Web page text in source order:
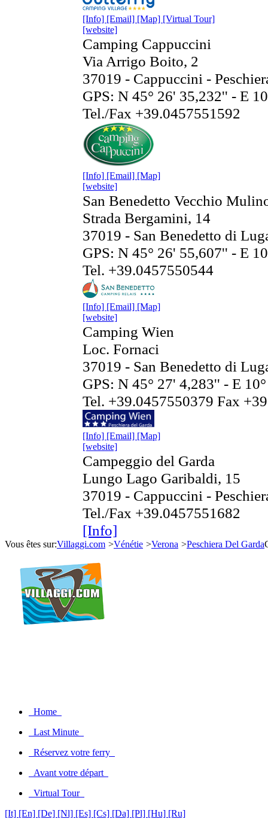
[Info] [Email] [Map] [Virtual Tour]
[website]
Camping Cappuccini
Via Arrigo Boito, 2
37019 - Cappuccini -
GPS: N 45° 26' 35,232'' - E
Tel./Fax +39.0457551592
[Info] [Email] [Map]
[website]
San Benedetto Vecchio
Strada Bergamini, 14
37019 - San Benedetto di
GPS: N 45° 26' 55,607'' - E
Tel. +39.0457550544
[Info] [Email] [Map]
[website]
Camping Wien
Loc. Fornaci
37019 - San Benedetto di
GPS: N 45° 27' 4,283'' - E
Tel. +39.0457550379 Fax
[Info] [Email] [Map]
[website]
Campeggio del Garda
Lungo Lago Garibaldi, 15
37019 - Cappuccini -
Tel./Fax +39.0457551682
[Info]
Vous êtes sur:Villaggi.com >Vénétie >Verona >Peschiera Del Garda
Home
Last Minute
Réservez votre ferry
Avant votre départ
Virtual Tour
[It] [En] [De] [Nl] [Es] [Cs] [Da] [Pl] [Hu] [Ru]